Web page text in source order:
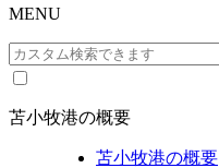
MENU
苫小牧港の概要
苫小牧港の概要